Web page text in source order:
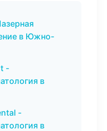
в Южно-
-
в
-
в